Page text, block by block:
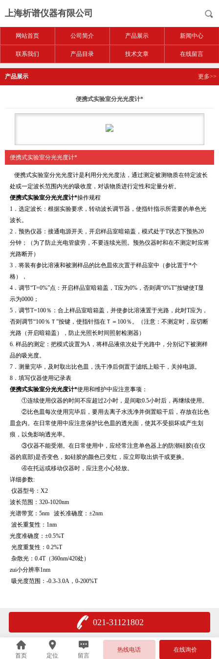
上海析谱仪器有限公司
网站首页 公司简介 产品展示 新闻中心
联系我们 产品目录 技术文章 在线留言
产品展示 更多>>
便携式实验室分光光度计*
便携式实验室分光光度计*
便携式实验室分光光度计是利用分光光度法，通过测定被测物质在特定波长
处或一定波长范围内光的吸收度，对该物质进行定性和定量分析。
便携式实验室分光光度计*操作规程
1．选定波长：根据实验要求，转动波长调节器，使指针指示所需要的单色光
波长。
2．预热仪器：接通电源开关，开启样品室暗箱盖，模式处于T状态下预热20
分钟；（为了防止光电管疲劳，不要连续光照。预热仪器时和在不测定时应将
光路断开）
3．将装有参比溶液和被测样品的比色皿依次置于样品室中（参比置于*个
格），
4．调节“T=0%”点：开启样品室暗箱盖，T应为0%，否则调“0%T”按键使T显
示为0000；
5．调节T=100％：合上样品室暗箱盖，并使参比溶液置于光路，此时T应为，
否则调节“100％Ｔ”按键，使指针指在Ｔ＝100％。（注意：不测定时，应切断
光路（开启暗箱盖），防止光照长时间照射检测器）
6. 样品的测定：把模式设置为A，将样品液依次处于光路中，分别记下被测样
品的吸光度。
7．测量完毕，及时取出比色皿，洗干净后倒置于滤纸上晾干，关掉电源。
8．填写仪器使用记录表
便携式实验室分光光度计*使用和维护中应注意事项：
①连续使用仪器的时间不应超过2小时，是间歇0.5小时后，再继续使用。
②比色皿每次使用完毕后，要用去离子水洗净并倒置晾干后，存放在比色
皿盒内。在日常使用中应注意保护比色皿的透光面，使其不受损坏或产生划
痕，以免影响透光率。
③仪器不能受潮。在日常使用中，应经常注意单色器上的防潮硅胶(在仪
器的底部)是否变色，如硅胶的颜色已变红，应立即取出烘干或更换。
④在托运或移动仪器时，应注意小心轻放。
详细参数:
仪器型号：X2
波长范围：320-1020nm
光谱带宽： 5nm 波长准确度：±2nm
波长重复性：1nm
光度准确度：±0.5%T
光度重复性：0.2%T
杂散光：0.4T（360nm/420处）
zui小分辨率1nm
吸光度范围：-0.3-3.0A，0-200%T
021-31121802
首页 定位 留言
热线电话 在线询价